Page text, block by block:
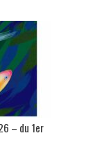
– du 1er